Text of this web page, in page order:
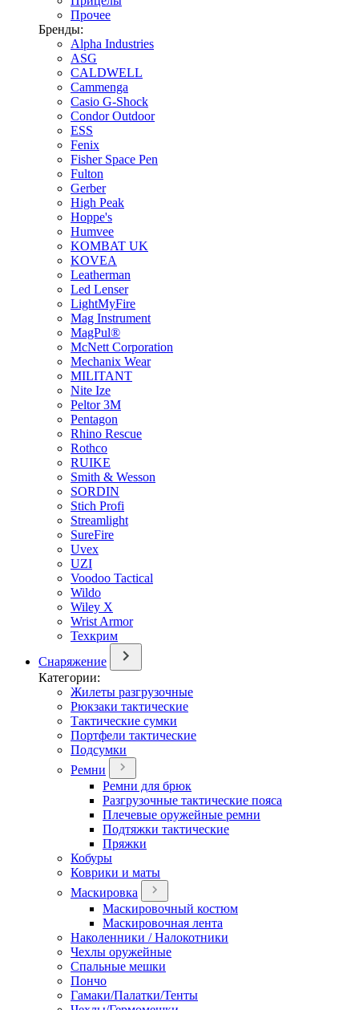
Прочее
Бренды:
Alpha Industries
ASG
CALDWELL
Cammenga
Casio G-Shock
Condor Outdoor
ESS
Fenix
Fisher Space Pen
Fulton
Gerber
High Peak
Hoppe's
Humvee
KOMBAT UK
KOVEA
Leatherman
Led Lenser
LightMyFire
Mag Instrument
MagPul®
McNett Corporation
Mechanix Wear
MILITANT
Nite Ize
Peltor 3M
Pentagon
Rhino Rescue
Rothco
RUIKE
Smith & Wesson
SORDIN
Stich Profi
Streamlight
SureFire
Uvex
UZI
Voodoo Tactical
Wildo
Wiley X
Wrist Armor
Техкрим
Снаряжение
Категории:
Жилеты разгрузочные
Рюкзаки тактические
Тактические сумки
Портфели тактические
Подсумки
Ремни
Ремни для брюк
Разгрузочные тактические пояса
Плечевые оружейные ремни
Подтяжки тактические
Пряжки
Кобуры
Коврики и маты
Маскировка
Маскировочный костюм
Маскировочная лента
Наколенники / Налокотники
Чехлы оружейные
Спальные мешки
Пончо
Гамаки/Палатки/Тенты